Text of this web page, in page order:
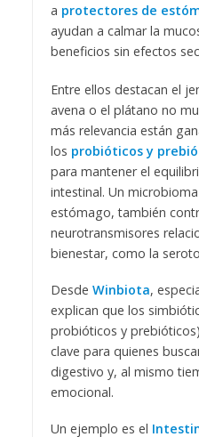
a protectores de
ayudan a calmar la
beneficios sin efectos
Entre ellos destacan el
avena o el plátano no
más relevancia están
los probióticos y
para mantener el
intestinal. Un
estómago, también
neurotransmisores
bienestar, como la
Desde Winbiota,
explican que los
probióticos y
clave para quienes
digestivo y, al mismo
emocional.
Un ejemplo es el